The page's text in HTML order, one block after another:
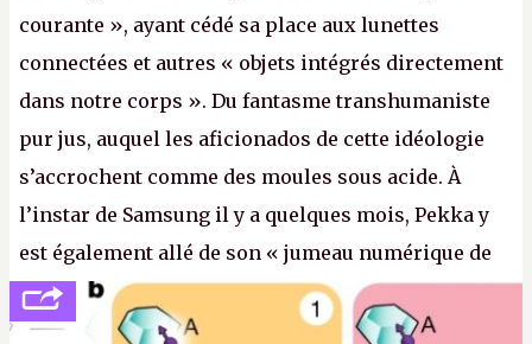
courante », ayant cédé sa place aux lunettes
connectées et autres « objets intégrés directement
dans notre corps ». Du fantasme transhumaniste
pur jus, auquel les aficionados de cette idéologie
s’accrochent comme des moules sous acide. À
l’instar de Samsung il y a quelques mois, Pekka y
est également allé de son « jumeau numérique de
tout » et de l’importance des metasangsues, qu’il
considère comme «
la prochaine grande plateforme